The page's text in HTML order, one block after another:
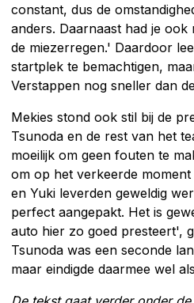
constant, dus de
anders. Daarnaast had je
de miezerregen.' Daardoor
startplek te bemachtigen,
Verstappen nog sneller dan
Mekies stond ook stil bij de
Tsunoda en de rest van het
moeilijk om geen fouten te
om op het verkeerde
en Yuki leverden geweldig
perfect aangepakt. Het is
auto hier zo goed presteert',
Tsunoda was een seconde
maar eindigde daarmee wel